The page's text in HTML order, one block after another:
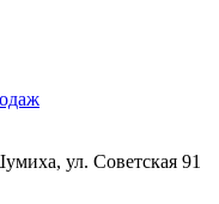
ул. Советская 91